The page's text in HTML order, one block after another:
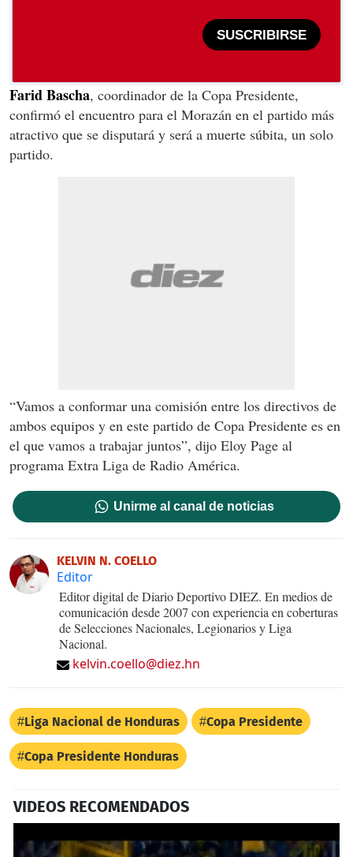
SUSCRIBIRSE
Farid Bascha, coordinador de la Copa Presidente,
confirmó el encuentro para el Morazán en el partido más
atractivo que se disputará y será a muerte súbita, un solo
partido.
“Vamos a conformar una comisión entre los directivos de
ambos equipos y en este partido de Copa Presidente es en
el que vamos a trabajar juntos”, dijo Eloy Page al
programa Extra Liga de Radio América.
Unirme al canal de noticias
KELVIN N. COELLO
Editor
Editor digital de Diario Deportivo DIEZ. En medios de
comunicación desde 2007 con experiencia en coberturas
de Selecciones Nacionales, Legionarios y Liga
Nacional.
kelvin.coello@diez.hn
Liga Nacional de Honduras Copa Presidente
Copa Presidente Honduras
VIDEOS RECOMENDADOS